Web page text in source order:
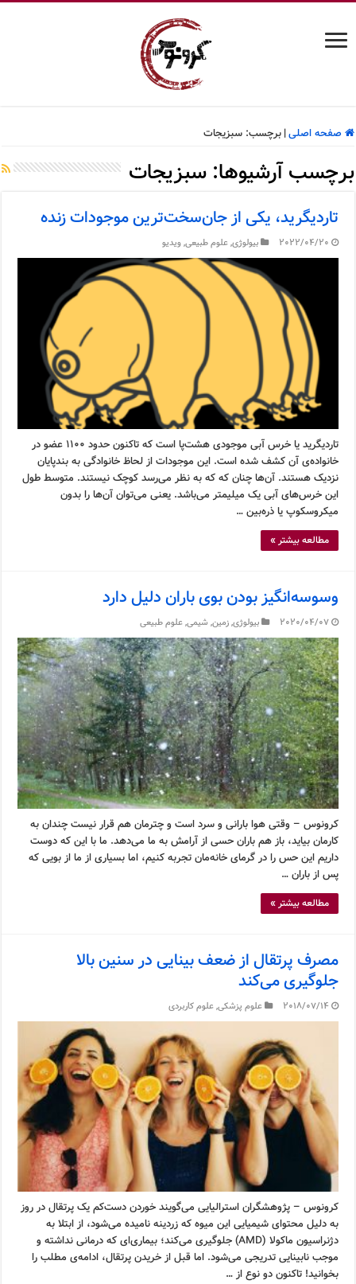
صفحه اصلی| برچسب:سبزیجات
برچسب آرشیوها:سبزیجات
تاردیگرید، یکی از جان‌سخت‌ترین موجودات زنده
2022/04/20 بیولوژی,علوم طبیعی,ویدیو
تاردیگرید یا خرس آبی موجودی هشت‌پا است که تاکنون حدود ۱۱۰۰ عضو در
خانواده‌ی آن کشف شده است. این موجودات از لحاظ خانوادگی به بندپایان
نزدیک هستند. آن‌ها چنان که که به نظر می‌رسد کوچک نیستند. متوسط طول
این خرس‌های آبی یک میلیمتر می‌باشد. یعنی می‌توان آن‌ها را بدون
میکروسکوپ یا ذره‌بین …
مطالعه بیشتر »
وسوسه‌انگیز بودن بوی باران دلیل دارد
2020/04/07 بیولوژی,زمین, شیمی,علوم طبیعی
کرونوس – وقتی هوا بارانی و سرد است و چترمان هم قرار نیست چندان به
کارمان بیاید، باز هم باران حسی از آرامش به ما می‌دهد. ما با این که دوست
داریم این حس را در گرمای خانه‌مان تجربه کنیم، اما بسیاری از ما از بویی که
پس از باران …
مطالعه بیشتر »
مصرف پرتقال از ضعف بینایی در سنین بالا
جلوگیری می‌کند
2018/07/14 علوم پزشکی,علوم کاربردی
کرونوس – پژوهشگران استرالیایی می‌گویند خوردن دست‌کم یک پرتقال در روز
به دلیل محتوای شیمیایی این میوه که زردینه نامیده می‌شود، از ابتلا به
دژنراسیون ماکولا (AMD) جلوگیری می‌کند؛ بیماری‌ای که درمانی نداشته و
موجب نابینایی تدریجی می‌شود. اما قبل از خریدن پرتقال، ادامه‌ی مطلب را
بخوانید! تاکنون دو نوع از …